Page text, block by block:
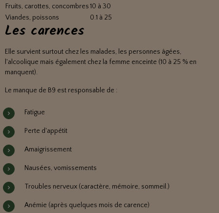
Fruits, carottes, concombres10 à 30
Viandes, poissons
0.1 à 25
Les carences
Elle survient surtout chez les malades, les personnes âgées,
l'alcoolique mais également chez la femme enceinte (10 à 25 % en
manquent).
Le manque de B9 est responsable de :
Fatigue
Perte d'appétit
Amaigrissement
Nausées, vomissements
Troubles nerveux (caractère, mémoire, sommeil.)
Anémie (après quelques mois de carence)